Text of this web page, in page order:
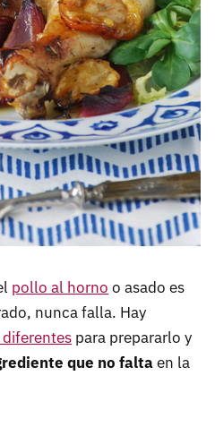
pollo al horno o asado es
nunca falla. Hay
para prepararlo y
que no faltaen la